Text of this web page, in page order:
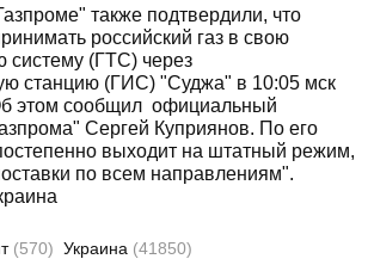
также подтвердили, что
российский газ в свою
систему (ГТС) через
станцию (ГИС) "Суджа" в 10:05 мск
этом сообщил официальный
Сергей Куприянов. По его
выходит на штатный режим,
по всем направлениям".
(570) Украина (41850)